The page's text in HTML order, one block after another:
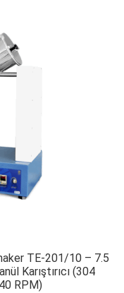
TE-201/10 – 7.5
Karıştırıcı (304
RPM)